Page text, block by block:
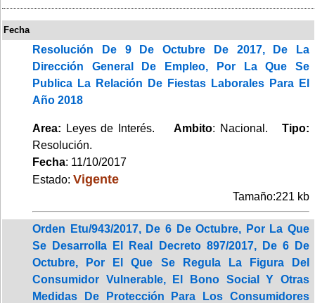
Fecha
Resolución De 9 De Octubre De 2017, De La
Dirección General De Empleo, Por La Que Se
Publica La Relación De Fiestas Laborales Para El
Año 2018
Area: Leyes de Interés.Ambito: Nacional.Tipo:
Resolución.
Fecha: 11/10/2017
Estado: Vigente
Tamaño:221 kb
Orden Etu/943/2017, De 6 De Octubre, Por La Que
Se Desarrolla El Real Decreto 897/2017, De 6 De
Octubre, Por El Que Se Regula La Figura Del
Consumidor Vulnerable, El Bono Social Y Otras
Medidas De Protección Para Los Consumidores